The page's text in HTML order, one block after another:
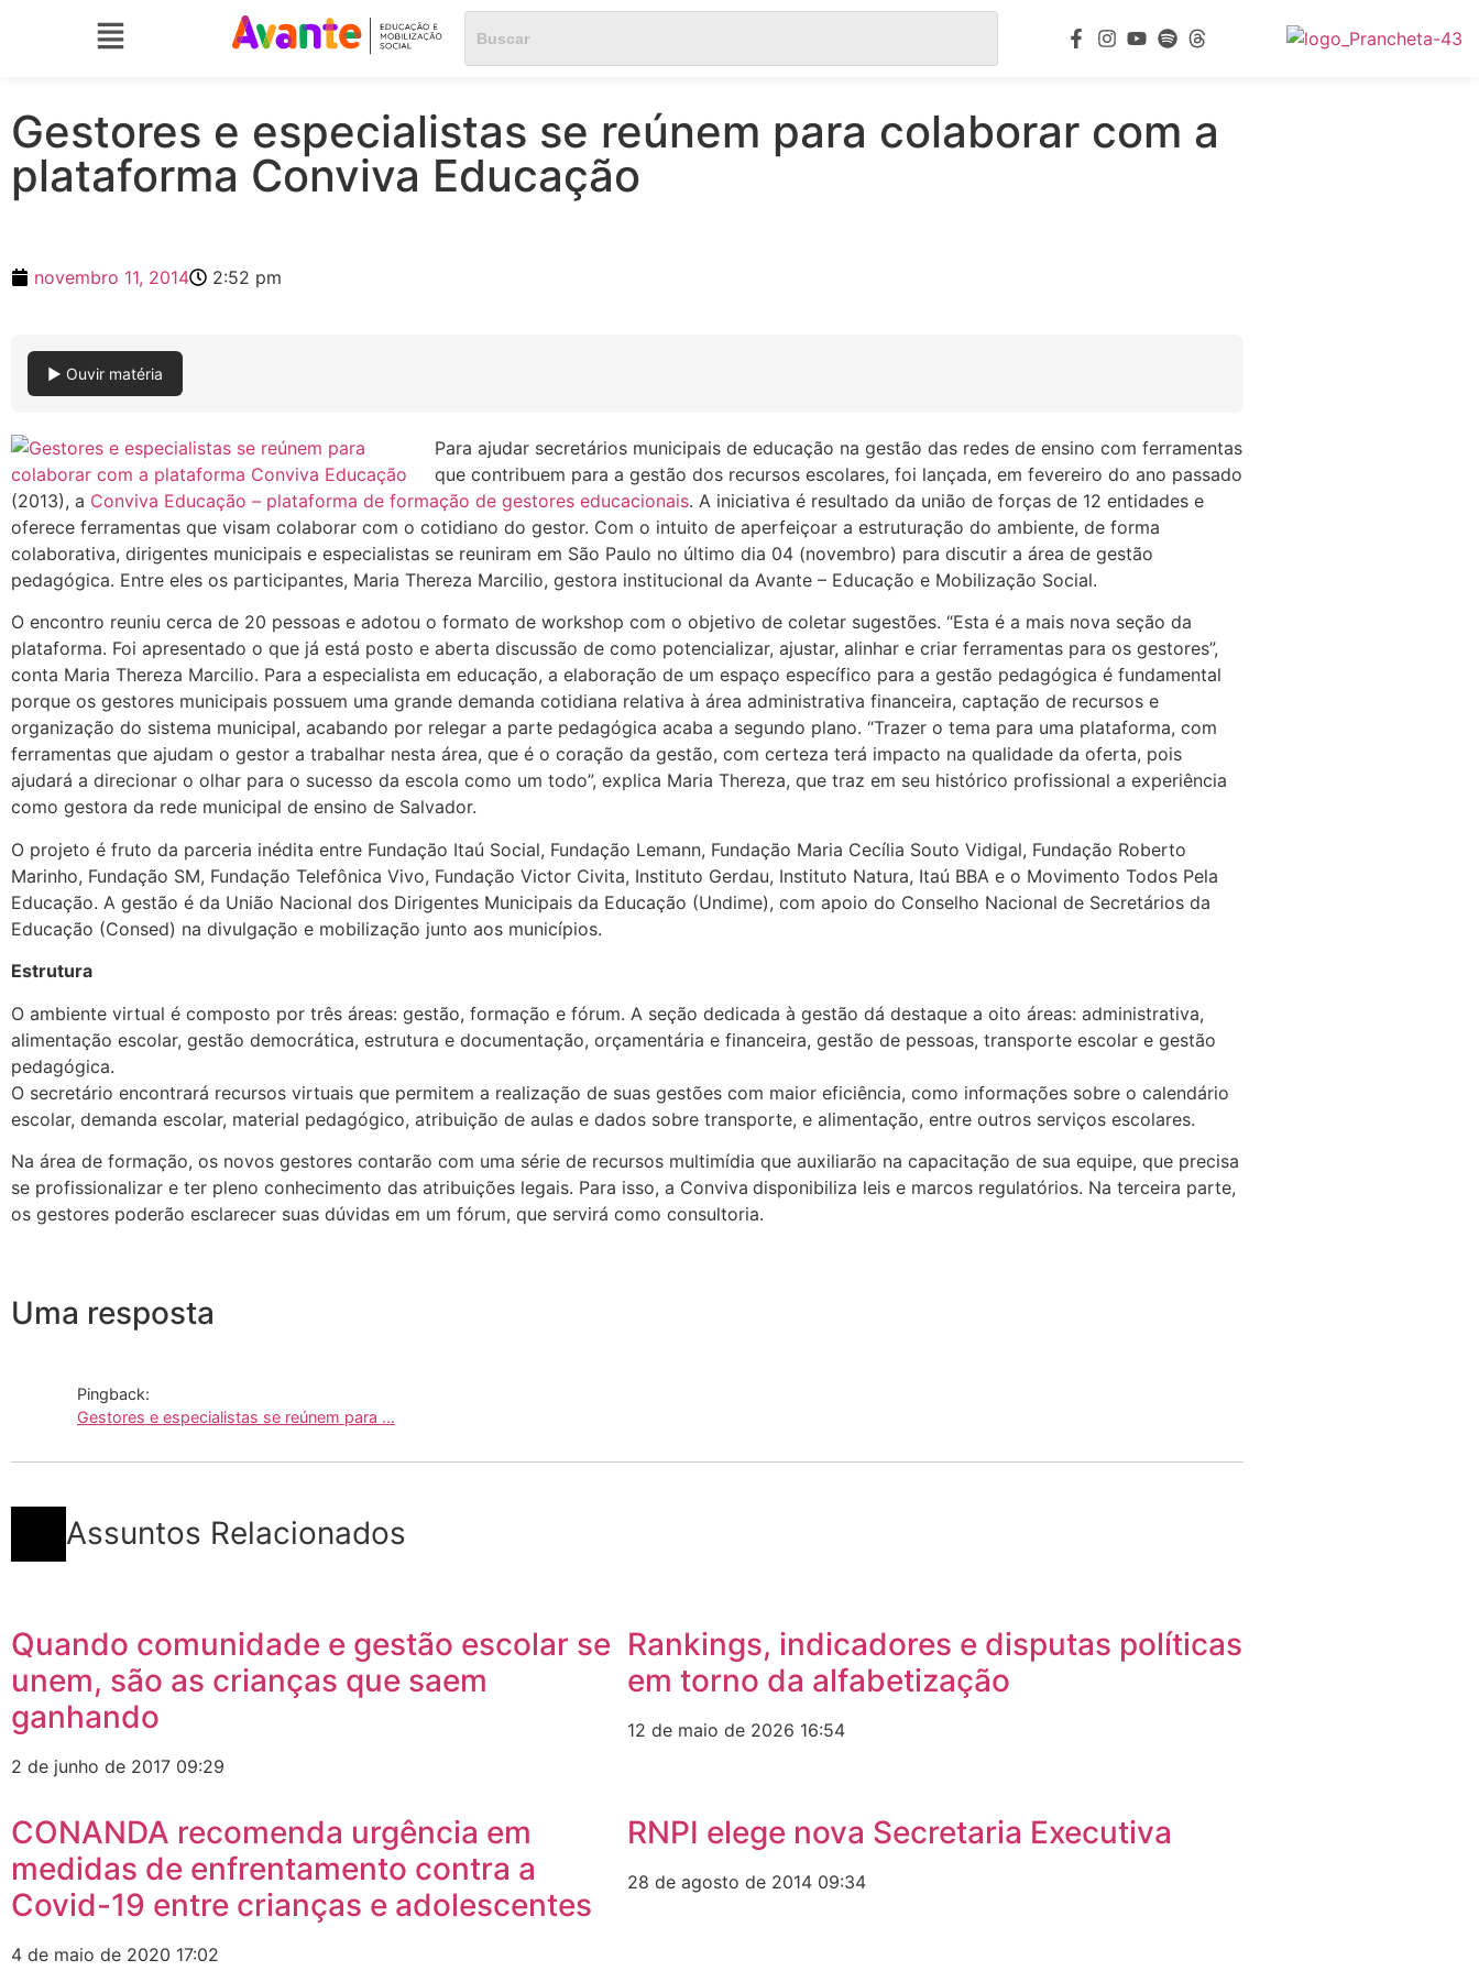
Gestores e especialistas se reúnem para colaborar com a
plataforma Conviva Educação
novembro 11, 2014 2:52 pm
▶ Ouvir matéria
Para ajudar secretários municipais de educação na gestão das redes de ensino com ferramentas
que contribuem para a gestão dos recursos escolares, foi lançada, em fevereiro do ano passado
(2013), a Conviva Educação – plataforma de formação de gestores educacionais. A iniciativa é resultado da união de forças de 12 entidades e
oferece ferramentas que visam colaborar com o cotidiano do gestor. Com o intuito de aperfeiçoar a estruturação do ambiente, de forma
colaborativa, dirigentes municipais e especialistas se reuniram em São Paulo no último dia 04 (novembro) para discutir a área de gestão
pedagógica. Entre eles os participantes, Maria Thereza Marcilio, gestora institucional da Avante – Educação e Mobilização Social.
O encontro reuniu cerca de 20 pessoas e adotou o formato de workshop com o objetivo de coletar sugestões. “Esta é a mais nova seção da
plataforma. Foi apresentado o que já está posto e aberta discussão de como potencializar, ajustar, alinhar e criar ferramentas para os gestores”,
conta Maria Thereza Marcilio. Para a especialista em educação, a elaboração de um espaço específico para a gestão pedagógica é fundamental
porque os gestores municipais possuem uma grande demanda cotidiana relativa à área administrativa financeira, captação de recursos e
organização do sistema municipal, acabando por relegar a parte pedagógica acaba a segundo plano. “Trazer o tema para uma plataforma, com
ferramentas que ajudam o gestor a trabalhar nesta área, que é o coração da gestão, com certeza terá impacto na qualidade da oferta, pois
ajudará a direcionar o olhar para o sucesso da escola como um todo”, explica Maria Thereza, que traz em seu histórico profissional a experiência
como gestora da rede municipal de ensino de Salvador.
O projeto é fruto da parceria inédita entre Fundação Itaú Social, Fundação Lemann, Fundação Maria Cecília Souto Vidigal, Fundação Roberto
Marinho, Fundação SM, Fundação Telefônica Vivo, Fundação Victor Civita, Instituto Gerdau, Instituto Natura, Itaú BBA e o Movimento Todos Pela
Educação. A gestão é da União Nacional dos Dirigentes Municipais da Educação (Undime), com apoio do Conselho Nacional de Secretários da
Educação (Consed) na divulgação e mobilização junto aos municípios.
Estrutura
O ambiente virtual é composto por três áreas: gestão, formação e fórum. A seção dedicada à gestão dá destaque a oito áreas: administrativa,
alimentação escolar, gestão democrática, estrutura e documentação, orçamentária e financeira, gestão de pessoas, transporte escolar e gestão
pedagógica.
O secretário encontrará recursos virtuais que permitem a realização de suas gestões com maior eficiência, como informações sobre o calendário
escolar, demanda escolar, material pedagógico, atribuição de aulas e dados sobre transporte, e alimentação, entre outros serviços escolares.
Na área de formação, os novos gestores contarão com uma série de recursos multimídia que auxiliarão na capacitação de sua equipe, que precisa
se profissionalizar e ter pleno conhecimento das atribuições legais. Para isso, a Conviva disponibiliza leis e marcos regulatórios. Na terceira parte,
os gestores poderão esclarecer suas dúvidas em um fórum, que servirá como consultoria.
Uma resposta
Pingback:
Gestores e especialistas se reúnem para ...
Assuntos Relacionados
Quando comunidade e gestão escolar se
unem, são as crianças que saem
ganhando
2 de junho de 2017 09:29
Rankings, indicadores e disputas políticas
em torno da alfabetização
12 de maio de 2026 16:54
CONANDA recomenda urgência em
medidas de enfrentamento contra a
Covid-19 entre crianças e adolescentes
4 de maio de 2020 17:02
RNPI elege nova Secretaria Executiva
28 de agosto de 2014 09:34